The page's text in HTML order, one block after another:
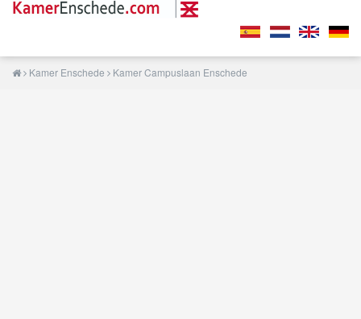
Kamer Enschede Kamer Campuslaan Enschede